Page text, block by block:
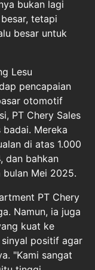
bukan lagi
tetapi
besar untuk
Lesu
pencapaian
otomotif
PT Chery Sales
Mereka
di atas 1.000
dan bahkan
Mei 2025.
PT Chery
Namun, ia juga
kuat ke
positif agar
"Kami sangat